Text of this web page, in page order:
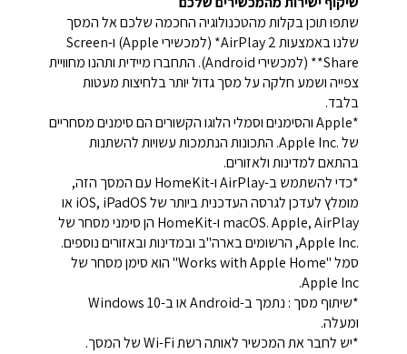
שתפו תוכן בקלות מהטכנולוגיה החכמה שלכם אל המסך
שלנו באמצעות AirPlay 2* (למכשירי Apple) ו-Screen
Share** (למכשירי Android). התחברו מיידית ותהנו מחוויית
צפייה ושמע חלקה על מסך גדול יותר בלחיצות מעטות
בלבד.
*Apple והסימנים וסמלי הלוגו הקשורים הם סימנים מסחריים
של Apple Inc.‎. התכונות הנתמכות עשויות להשתנות
בהתאם למדינות ולאזורים.
*כדי להשתמש ב-AirPlay ו-HomeKit עם המסך הזה,
מומלץ לעדכן לגרסה העדכנית ביותר של iOS, iPadOS או
macOS. Apple, AirPlay ו-HomeKit הן סימני מסחר של
.Apple Inc, הרשומים בארה"ב ובמדינות ובאזורים נוספים.
סמל "Works with Apple Home" הוא סימן מסחר של
Apple Inc.
*שיתוף מסך : נתמך ב-Android או ב-Windows 10
ומעלה.
*יש לחבר את המכשיר לאותה רשת Wi-Fi של המסך.